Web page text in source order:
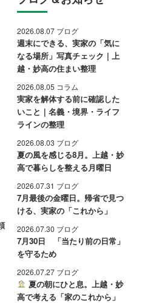
2026.08.07 ブログ
週末にできる、実家の「気に
なる場所」写真チェック｜上
越・妙高の住まい整理
2026.08.05 コラム
実家を解体する前に確認した
いこと｜名義・境界・ライフ
ラインの整理
2026.08.03 ブログ
夏の風を感じる8月。上越・妙
高で暮らしを整える月曜日
2026.07.31 ブログ
7月最後の金曜日。帰省で見つ
ける、実家の「これから」
2026.07.30 ブログ
7月30日 「当たり前の日常」
を守るため
2026.07.27 ブログ
夏の朝にひと息。上越・妙
高で考える「家のこれから」